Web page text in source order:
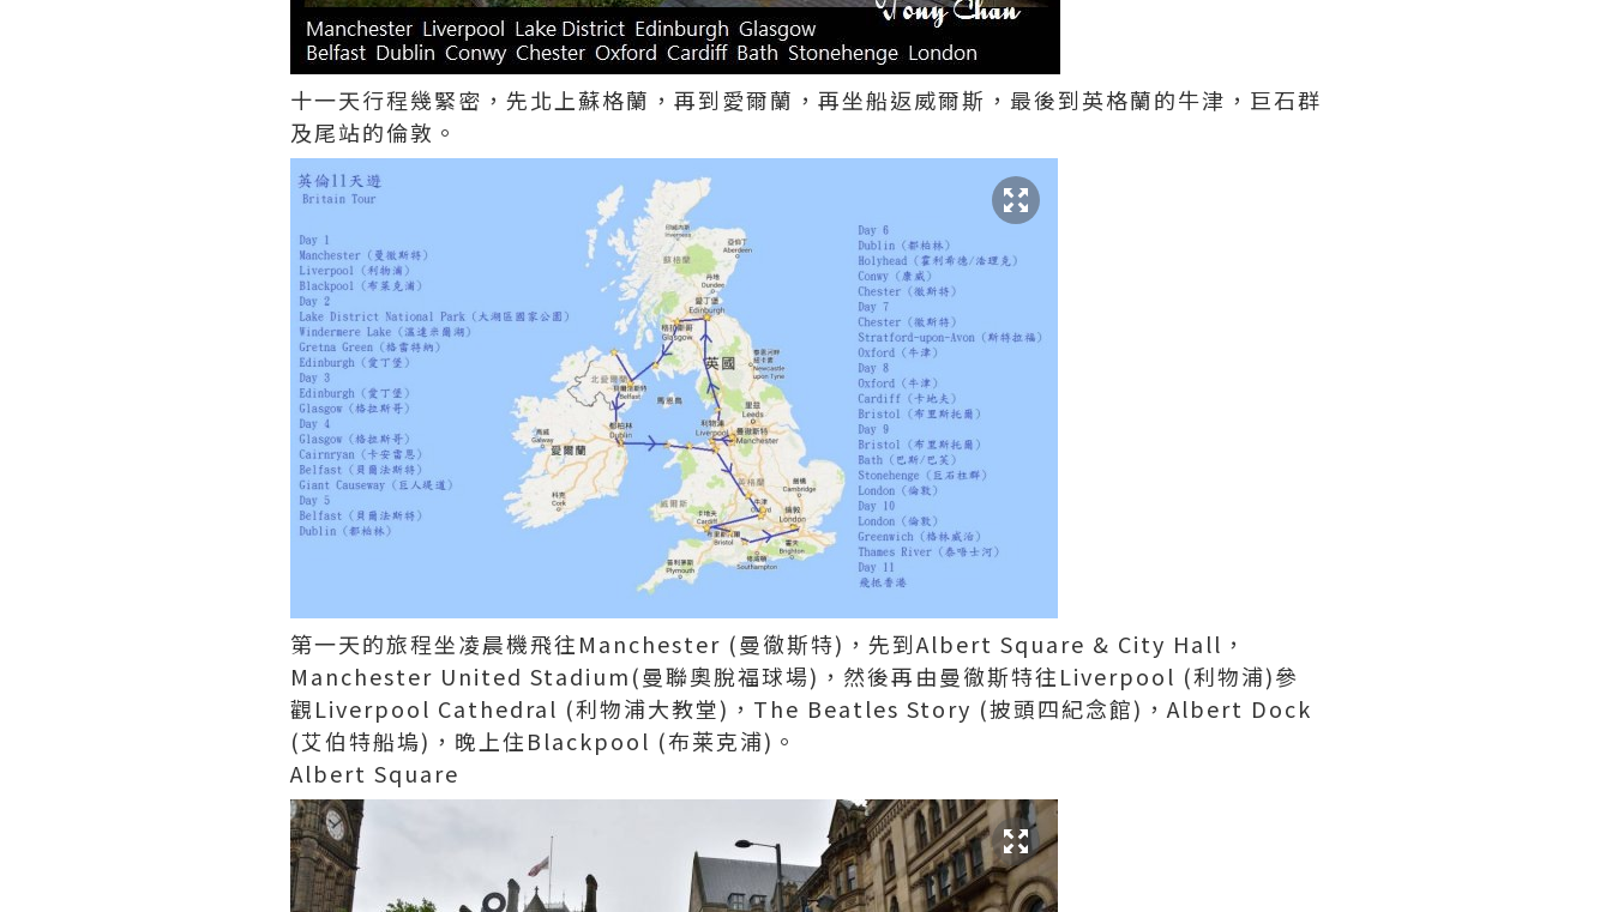
十一天行程幾緊密，先北上蘇格蘭，再到愛爾蘭，再坐船返威爾斯，最後到英格蘭的牛津，巨石群
及尾站的倫敦。
第一天的旅程坐凌晨機飛往Manchester (曼徹斯特)，先到Albert Square & City Hall，
Manchester United Stadium(曼聯奧脫福球場)，然後再由曼徹斯特往Liverpool (利物浦)參
觀Liverpool Cathedral (利物浦大教堂)，The Beatles Story (披頭四紀念館)，Albert Dock
(艾伯特船塢)，晚上住Blackpool (布莱克浦)。
Albert Square